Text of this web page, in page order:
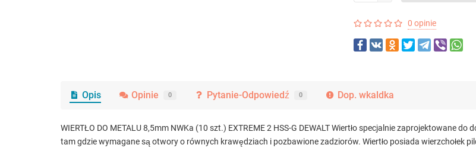
0 opinie
Opis Opinie 0 Pytanie-Odpowiedź 0 Dop. wkaldka
WIERTŁO DO METALU 8,5mm NWKa (10 szt.) EXTREME 2 HSS-G DEWALT Wiertło specjalnie zaprojektowane
tam gdzie wymagane są otwory o równych krawędziach i pozbawione zadziorów. Wiertło posiada wierzchołek